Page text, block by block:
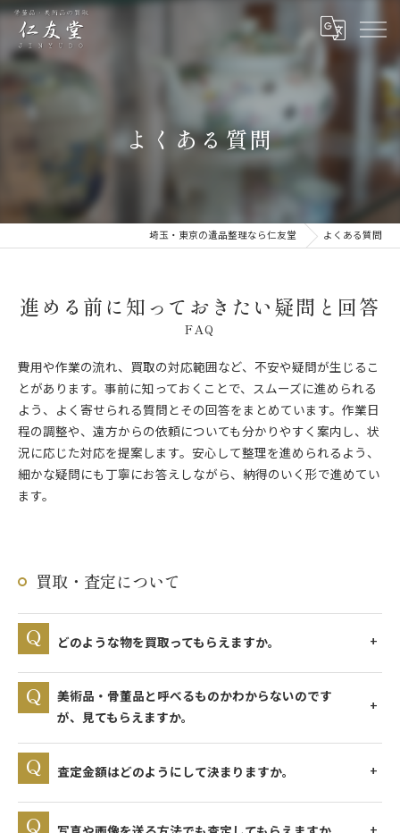
よくある質問
埼玉・東京の遺品整理なら仁友堂 よくある質問
進める前に知っておきたい疑問と回答
FAQ
費用や作業の流れ、買取の対応範囲など、不安や疑問が生じるこ
とがあります。事前に知っておくことで、スムーズに進められる
よう、よく寄せられる質問とその回答をまとめています。作業日
程の調整や、遠方からの依頼についても分かりやすく案内し、状
況に応じた対応を提案します。安心して整理を進められるよう、
細かな疑問にも丁寧にお答えしながら、納得のいく形で進めてい
ます。
買取・査定について
どのような物を買取ってもらえますか。
美術品・骨董品と呼べるものかわからないのです
が、見てもらえますか。
査定金額はどのようにして決まりますか。